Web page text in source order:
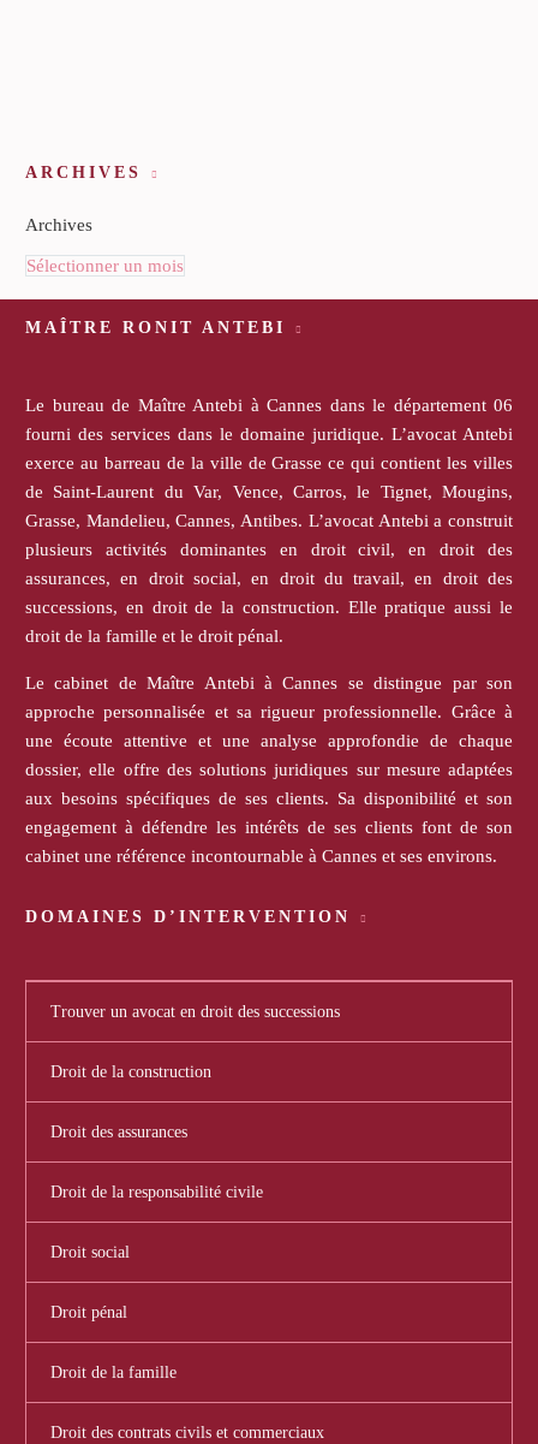
ARCHIVES
Archives
Sélectionner un mois
MAÎTRE RONIT ANTEBI
Le bureau de Maître Antebi à Cannes dans le département 06
fourni des services dans le domaine juridique. L’avocat Antebi
exerce au barreau de la ville de Grasse ce qui contient les villes
de Saint-Laurent du Var, Vence, Carros, le Tignet, Mougins,
Grasse, Mandelieu, Cannes, Antibes. L’avocat Antebi a construit
plusieurs activités dominantes en droit civil, en droit des
assurances, en droit social, en droit du travail, en droit des
successions, en droit de la construction. Elle pratique aussi le
droit de la famille et le droit pénal.
Le cabinet de Maître Antebi à Cannes se distingue par son
approche personnalisée et sa rigueur professionnelle. Grâce à
une écoute attentive et une analyse approfondie de chaque
dossier, elle offre des solutions juridiques sur mesure adaptées
aux besoins spécifiques de ses clients. Sa disponibilité et son
engagement à défendre les intérêts de ses clients font de son
cabinet une référence incontournable à Cannes et ses environs.
DOMAINES D’INTERVENTION
Trouver un avocat en droit des successions
Droit de la construction
Droit des assurances
Droit de la responsabilité civile
Droit social
Droit pénal
Droit de la famille
Droit des contrats civils et commerciaux